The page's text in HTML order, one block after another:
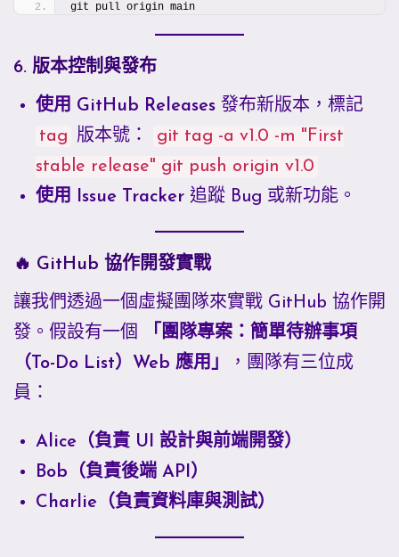
git pull origin main
6. 版本控制與發布
使用 GitHub Releases 發布新版本，標記
tag 版本號：
git tag -a v1.0 -m "First
stable release" git push origin v1.0
使用 Issue Tracker 追蹤 Bug 或新功能。
🔥 GitHub 協作開發實戰
讓我們透過一個虛擬團隊來實戰 GitHub 協作開
發。假設有一個
「團隊專案：簡單待辦事項
（To-Do List）Web 應用」
，團隊有三位成
員：
Alice（負責 UI 設計與前端開發）
Bob（負責後端 API）
Charlie（負責資料庫與測試）